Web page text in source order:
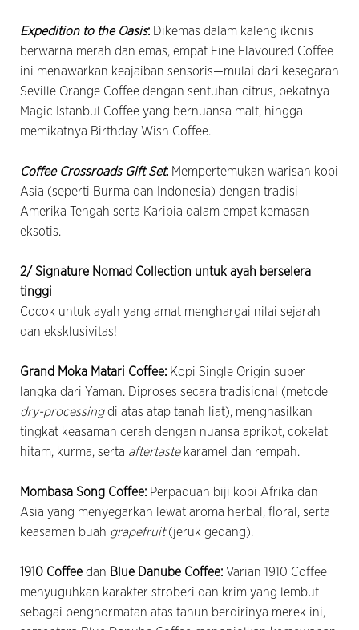
Expedition to the Oasis: Dikemas dalam kaleng ikonis
berwarna merah dan emas, empat Fine Flavoured Coffee
ini menawarkan keajaiban sensoris—mulai dari kesegaran
Seville Orange Coffee dengan sentuhan citrus, pekatnya
Magic Istanbul Coffee yang bernuansa malt, hingga
memikatnya Birthday Wish Coffee.
Coffee Crossroads Gift Set: Mempertemukan warisan kopi
Asia (seperti Burma dan Indonesia) dengan tradisi
Amerika Tengah serta Karibia dalam empat kemasan
eksotis.
2/ Signature Nomad Collection untuk ayah berselera
tinggi
Cocok untuk ayah yang amat menghargai nilai sejarah
dan eksklusivitas!
Grand Moka Matari Coffee: Kopi Single Origin super
langka dari Yaman. Diproses secara tradisional (metode
dry-processingdi atas atap tanah liat), menghasilkan
tingkat keasaman cerah dengan nuansa aprikot, cokelat
hitam, kurma, serta aftertaste karamel dan rempah.
Mombasa Song Coffee: Perpaduan biji kopi Afrika dan
Asia yang menyegarkan lewat aroma herbal, floral, serta
keasaman buah grapefruit(jeruk gedang).
1910 Coffee dan Blue Danube Coffee: Varian 1910 Coffee
menyuguhkan karakter stroberi dan krim yang lembut
sebagai penghormatan atas tahun berdirinya merek ini,